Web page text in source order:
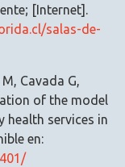
[Internet].
salas-de-
Cavada G,
of the model
health services in
en: